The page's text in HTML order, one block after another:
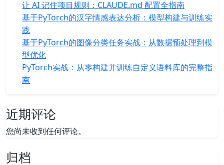
让 AI 记住项目规则：CLAUDE.md 配置全指南
基于PyTorch的汉字情感表达分析：模型构建与训练实
践
基于PyTorch的图像分类任务实战：从数据预处理到模
型优化
PyTorch实战：从零构建并训练自定义语料库的完整指
南
近期评论
您尚未收到任何评论。
归档